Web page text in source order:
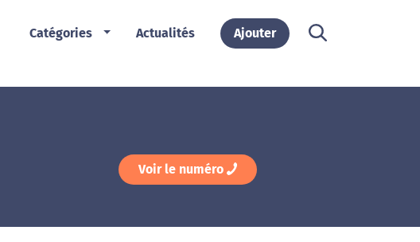
Catégories Actualités Ajouter
Voir le numéro